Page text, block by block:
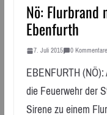
Nö: Flurbrand
Ebenfurth
7. Juli 2015 0 Kommentare
EBENFURTH
die Feuerwehr der
Sirene zu einem